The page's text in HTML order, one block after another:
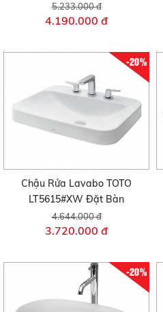
5.233.000 đ
4.190.000 đ
-20%
Chậu Rửa Lavabo TOTO
LT5615#XW Đặt Bàn
4.644.000 đ
3.720.000 đ
-20%